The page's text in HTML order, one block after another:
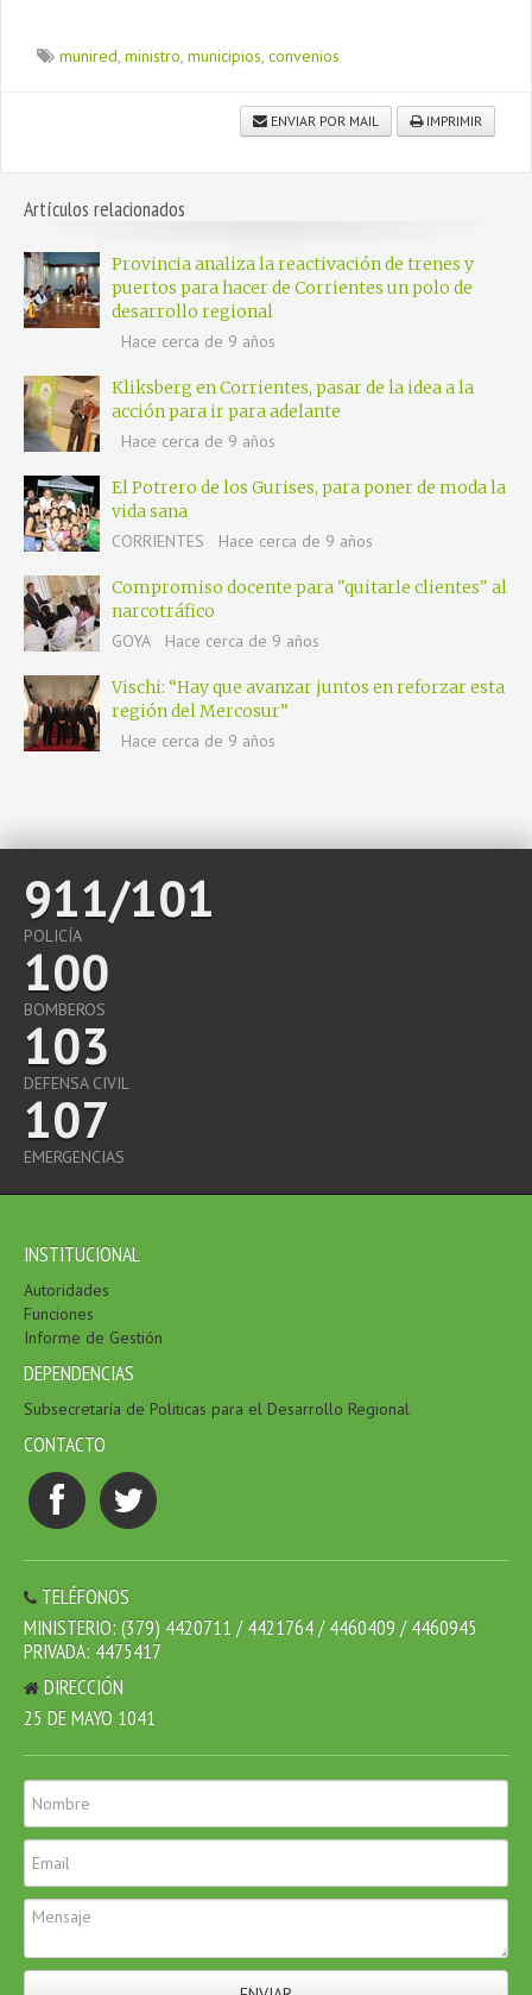
munired, ministro, municipios, convenios
ENVIAR POR MAIL IMPRIMIR
Artículos relacionados
Provincia analiza la reactivación de trenes y
puertos para hacer de Corrientes un polo de
desarrollo regional
Hace cerca de 9 años
Kliksberg en Corrientes, pasar de la idea a la
acción para ir para adelante
Hace cerca de 9 años
El Potrero de los Gurises, para poner de moda la
vida sana
CORRIENTES
Hace cerca de 9 años
Compromiso docente para "quitarle clientes" al
narcotráfico
GOYA
Hace cerca de 9 años
Vischi: “Hay que avanzar juntos en reforzar esta
región del Mercosur”
Hace cerca de 9 años
911/101
POLICÍA
100
BOMBEROS
103
DEFENSA CIVIL
107
EMERGENCIAS
INSTITUCIONAL
Autoridades
Funciones
Informe de Gestión
DEPENDENCIAS
Subsecretaría de Politicas para el Desarrollo Regional
CONTACTO
TELÉFONOS
MINISTERIO: (379) 4420711 / 4421764 / 4460409 / 4460945
PRIVADA: 4475417
DIRECCIÓN
25 DE MAYO 1041